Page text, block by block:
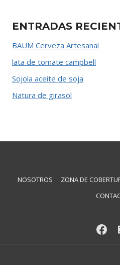
ENTRADAS
BAUM Cerveza Artesanal
lata de tomate campbell
Sojola aceite de soja
Natura de girasol
NOSOTROS ZONA DE